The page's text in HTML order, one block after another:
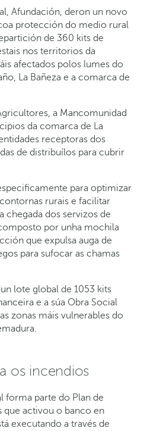
Afundación, deron un novo
protección do medio rural
de 360 kits de
nos territorios da
afectados polos lumes do
La Bañeza e a comarca de
a Mancomunidad
da comarca de La
receptoras dos
de distribuílos para cubrir
para optimizar
rurais e facilitar
chegada dos servizos de
por unha mochila
que expulsa auga de
para sufocar as chamas
lote global de 1053 kits
e a súa Obra Social
zonas máis vulnerables do
os incendios
forma parte do Plan de
activou o banco en
executando a través de